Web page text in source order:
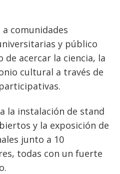
comunidades
y público
de acercar la ciencia, la
cultural a través de
la instalación de stand
y la exposición de
junto a 10
todas con un fuerte